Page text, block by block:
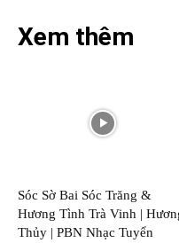
Xem thêm
Sóc Sờ Bai Sóc Trăng &
Hương Tình Trà Vinh |
Thủy | PBN Nhạc Tuyển